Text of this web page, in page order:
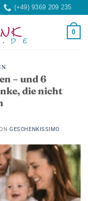
(+49) 9369 209 235
0
– und 6
die nicht
GESCHENKISSIMO